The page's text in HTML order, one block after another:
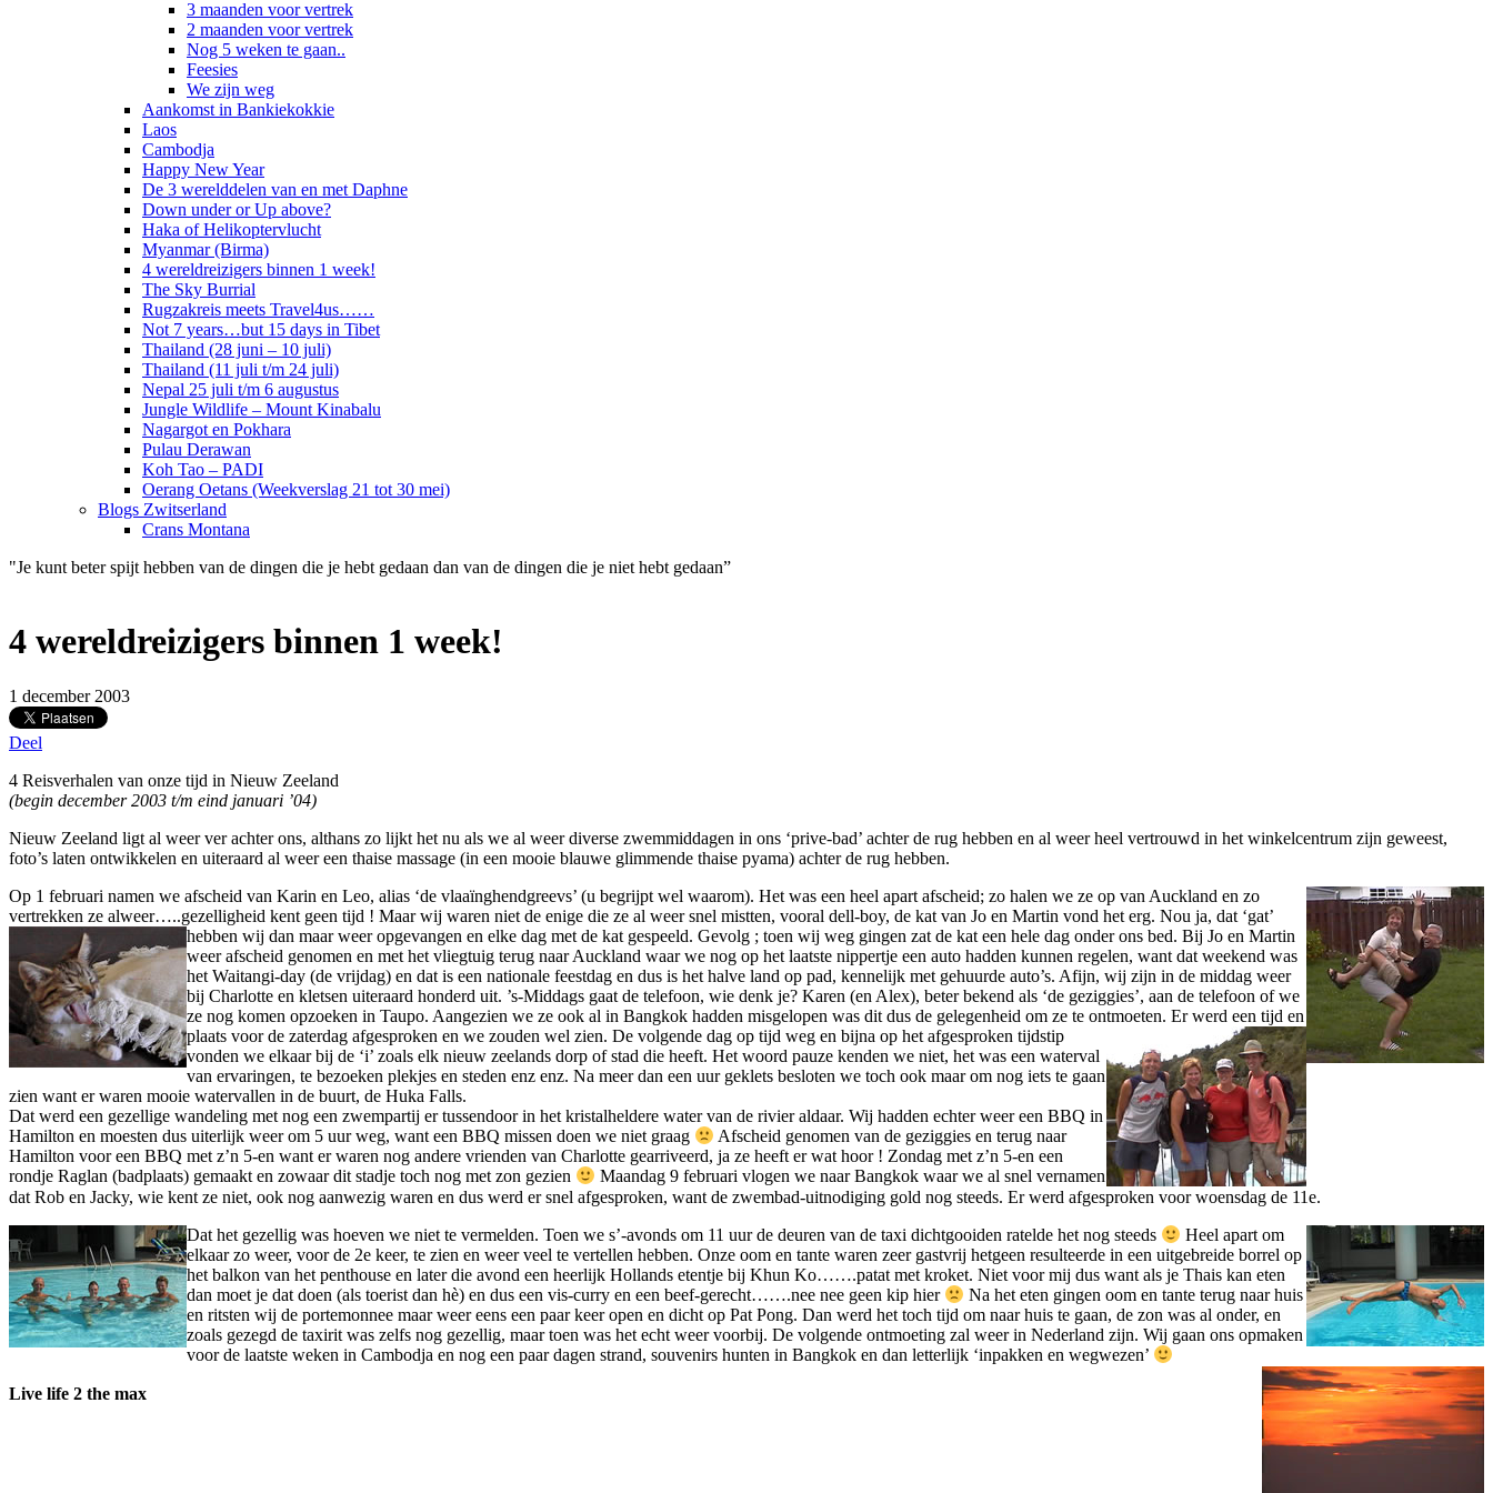
3 maanden voor vertrek
2 maanden voor vertrek
Nog 5 weken te gaan..
Feesies
We zijn weg
Aankomst in Bankiekokkie
Laos
Cambodja
Happy New Year
De 3 werelddelen van en met Daphne
Down under or Up above?
Haka of Helikoptervlucht
Myanmar (Birma)
4 wereldreizigers binnen 1 week!
The Sky Burrial
Rugzakreis meets Travel4us……
Not 7 years…but 15 days in Tibet
Thailand (28 juni – 10 juli)
Thailand (11 juli t/m 24 juli)
Nepal 25 juli t/m 6 augustus
Jungle Wildlife – Mount Kinabalu
Nagargot en Pokhara
Pulau Derawan
Koh Tao – PADI
Oerang Oetans (Weekverslag 21 tot 30 mei)
Blogs Zwitserland
Crans Montana
"Je kunt beter spijt hebben van de dingen die je hebt gedaan dan van de dingen die je niet hebt gedaan”
4 wereldreizigers binnen 1 week!
1 december 2003
Deel
4 Reisverhalen van onze tijd in Nieuw Zeeland
(begin december 2003 t/m eind januari ’04)
Nieuw Zeeland ligt al weer ver achter ons, althans zo lijkt het nu als we al weer diverse zwemmiddagen in ons ‘prive-bad’ achter de rug hebben en al weer heel vertrouwd in het winkelcentrum zijn geweest,
foto’s laten ontwikkelen en uiteraard al weer een thaise massage (in een mooie blauwe glimmende thaise pyama) achter de rug hebben.
Op 1 februari namen we afscheid van Karin en Leo, alias ‘de vlaaïnghendgreevs’ (u begrijpt wel waarom). Het was een heel apart afscheid; zo halen we ze op van Auckland en zo
vertrekken ze alweer…..gezelligheid kent geen tijd ! Maar wij waren niet de enige die ze al weer snel mistten, vooral dell-boy, de kat van Jo en Martin vond het erg. Nou ja, dat ‘gat’
hebben wij dan maar weer opgevangen en elke dag met de kat gespeeld. Gevolg ; toen wij weg gingen zat de kat een hele dag onder ons bed. Bij Jo en Martin
weer afscheid genomen en met het vliegtuig terug naar Auckland waar we nog op het laatste nippertje een auto hadden kunnen regelen, want dat weekend was
het Waitangi-day (de vrijdag) en dat is een nationale feestdag en dus is het halve land op pad, kennelijk met gehuurde auto’s. Afijn, wij zijn in de middag weer
bij Charlotte en kletsen uiteraard honderd uit. ’s-Middags gaat de telefoon, wie denk je? Karen (en Alex), beter bekend als ‘de geziggies’, aan de telefoon of we
ze nog komen opzoeken in Taupo. Aangezien we ze ook al in Bangkok hadden misgelopen was dit dus de gelegenheid om ze te ontmoeten. Er werd een tijd en
plaats voor de zaterdag afgesproken en we zouden wel zien. De volgende dag op tijd weg en bijna op het afgesproken tijdstip
vonden we elkaar bij de ‘i’ zoals elk nieuw zeelands dorp of stad die heeft. Het woord pauze kenden we niet, het was een waterval
van ervaringen, te bezoeken plekjes en steden enz enz. Na meer dan een uur geklets besloten we toch ook maar om nog iets te gaan
zien want er waren mooie watervallen in de buurt, de Huka Falls.
Dat werd een gezellige wandeling met nog een zwempartij er tussendoor in het kristalheldere water van de rivier aldaar. Wij hadden echter weer een BBQ in
Hamilton en moesten dus uiterlijk weer om 5 uur weg, want een BBQ missen doen we niet graag
Afscheid genomen van de geziggies en terug naar
Hamilton voor een BBQ met z’n 5-en want er waren nog andere vrienden van Charlotte gearriveerd, ja ze heeft er wat hoor ! Zondag met z’n 5-en een
rondje Raglan (badplaats) gemaakt en zowaar dit stadje toch nog met zon gezien
Maandag 9 februari vlogen we naar Bangkok waar we al snel vernamen
dat Rob en Jacky, wie kent ze niet, ook nog aanwezig waren en dus werd er snel afgesproken, want de zwembad-uitnodiging gold nog steeds. Er werd afgesproken voor woensdag de 11e.
Dat het gezellig was hoeven we niet te vermelden. Toen we s’-avonds om 11 uur de deuren van de taxi dichtgooiden ratelde het nog steeds
Heel apart om
elkaar zo weer, voor de 2e keer, te zien en weer veel te vertellen hebben. Onze oom en tante waren zeer gastvrij hetgeen resulteerde in een uitgebreide borrel op
het balkon van het penthouse en later die avond een heerlijk Hollands etentje bij Khun Ko…….patat met kroket. Niet voor mij dus want als je Thais kan eten
dan moet je dat doen (als toerist dan hè) en dus een vis-curry en een beef-gerecht…….nee nee geen kip hier
Na het eten gingen oom en tante terug naar huis
en ritsten wij de portemonnee maar weer eens een paar keer open en dicht op Pat Pong. Dan werd het toch tijd om naar huis te gaan, de zon was al onder, en
zoals gezegd de taxirit was zelfs nog gezellig, maar toen was het echt weer voorbij. De volgende ontmoeting zal weer in Nederland zijn. Wij gaan ons opmaken
voor de laatste weken in Cambodja en nog een paar dagen strand, souvenirs hunten in Bangkok en dan letterlijk ‘inpakken en wegwezen’
Live life 2 the max